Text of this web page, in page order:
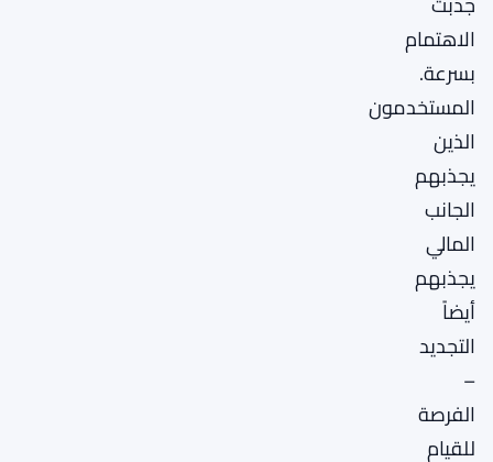
الاهتمام
بسرعة.
المستخدمون
الذين
يجذبهم
الجانب
المالي
يجذبهم
أيضاً
التجديد
–
الفرصة
للقيام